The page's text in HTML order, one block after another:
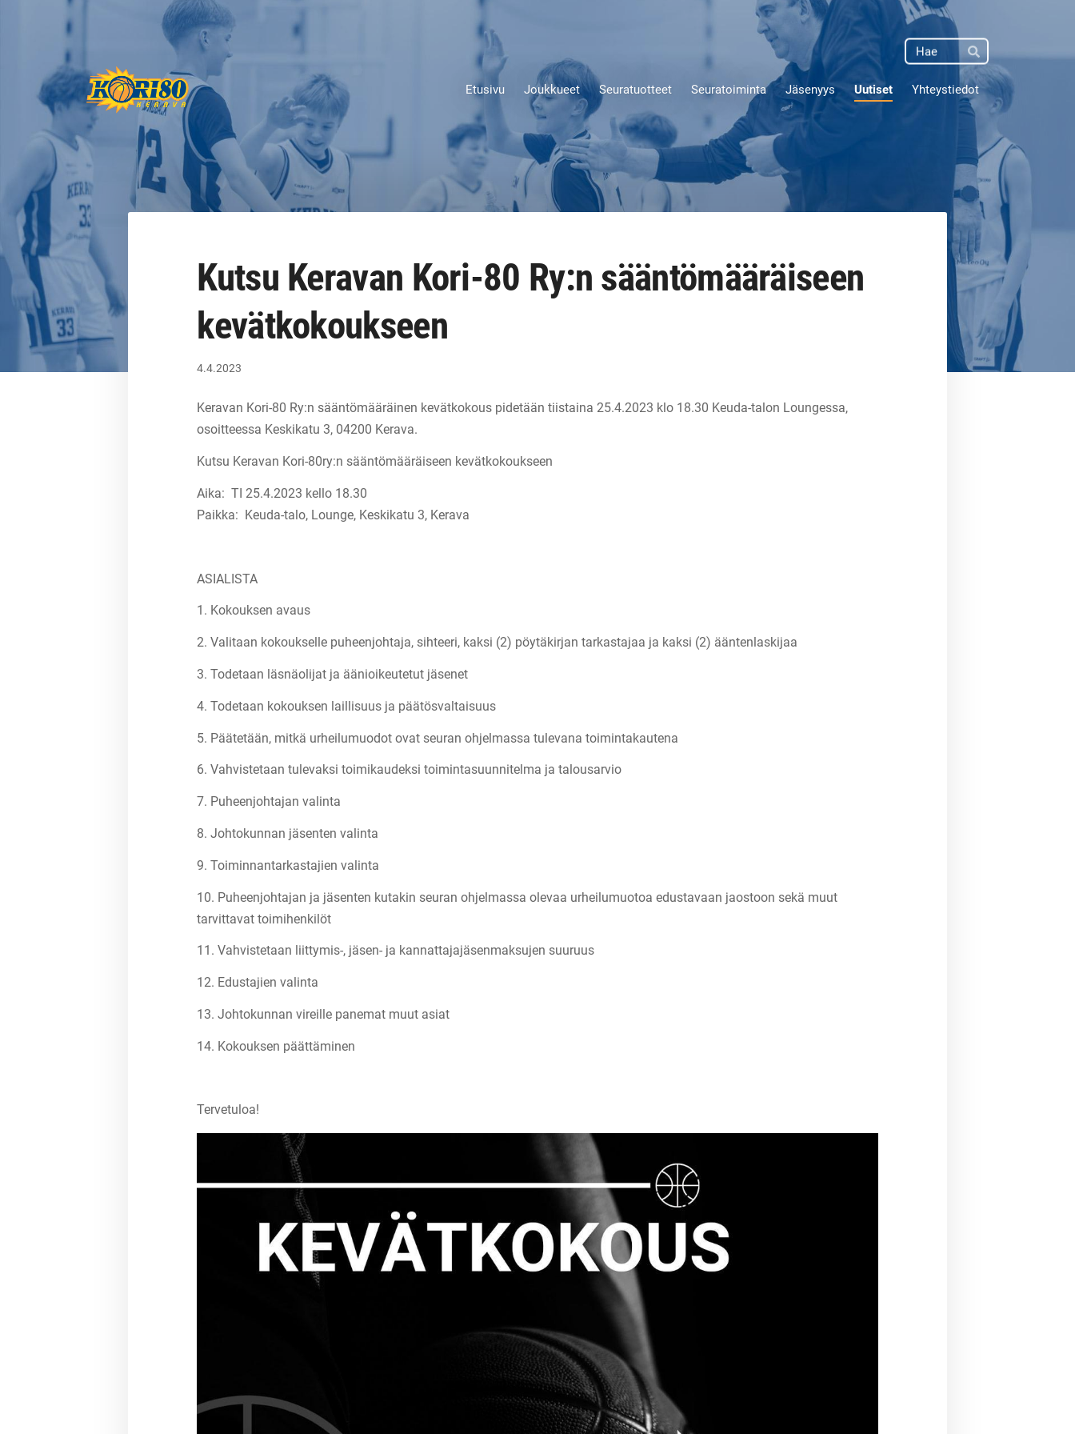
Haku
Hae
Keravan Kori-80 ry Etusivu Joukkueet Seuratuotteet Seuratoiminta Jäsenyys Uutiset Yhteystiedot
Kutsu Keravan Kori-80 Ry:n sääntömääräiseen
kevätkokoukseen
4.4.2023
Keravan Kori-80 Ry:n sääntömääräinen kevätkokous pidetään tiistaina 25.4.2023 klo 18.30 Keuda-talon Loungessa,
osoitteessa Keskikatu 3, 04200 Kerava.
Kutsu Keravan Kori-80ry:n sääntömääräiseen kevätkokoukseen
Aika: TI 25.4.2023 kello 18.30
Paikka: Keuda-talo, Lounge, Keskikatu 3, Kerava
ASIALISTA
1. Kokouksen avaus
2. Valitaan kokoukselle puheenjohtaja, sihteeri, kaksi (2) pöytäkirjan tarkastajaa ja kaksi (2) ääntenlaskijaa
3. Todetaan läsnäolijat ja äänioikeutetut jäsenet
4. Todetaan kokouksen laillisuus ja päätösvaltaisuus
5. Päätetään, mitkä urheilumuodot ovat seuran ohjelmassa tulevana toimintakautena
6. Vahvistetaan tulevaksi toimikaudeksi toimintasuunnitelma ja talousarvio
7. Puheenjohtajan valinta
8. Johtokunnan jäsenten valinta
9. Toiminnantarkastajien valinta
10. Puheenjohtajan ja jäsenten kutakin seuran ohjelmassa olevaa urheilumuotoa edustavaan jaostoon sekä muut
tarvittavat toimihenkilöt
11. Vahvistetaan liittymis-, jäsen- ja kannattajajäsenmaksujen suuruus
12. Edustajien valinta
13. Johtokunnan vireille panemat muut asiat
14. Kokouksen päättäminen
Tervetuloa!